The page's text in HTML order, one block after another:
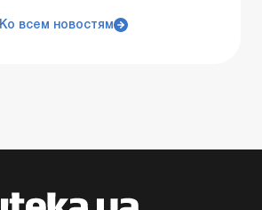
Ко всем новостям